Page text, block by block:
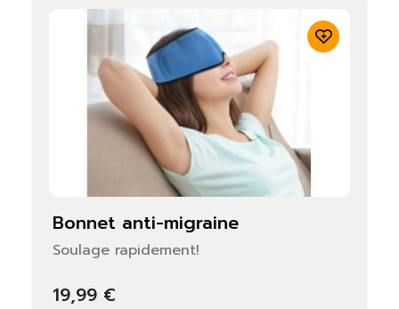
bonnet anti-migraine
Soulage rapidement!
19,99 €